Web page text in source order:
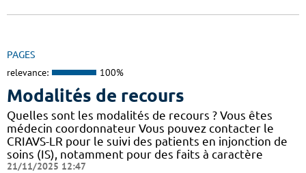
PAGES
relevance: 100%
Modalités de recours
Quelles sont les modalités de recours ? Vous êtes
médecin coordonnateur Vous pouvez contacter le
CRIAVS-LR pour le suivi des patients en injonction de
soins (IS), notamment pour des faits à caractère
21/11/2025 12:47